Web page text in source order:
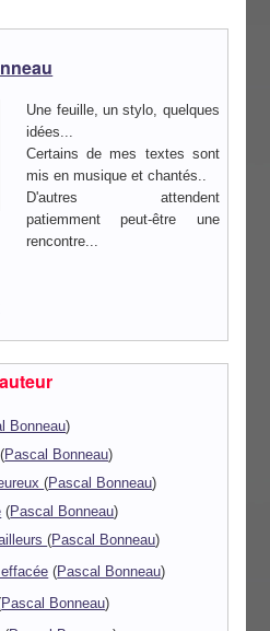
Une feuille, un stylo, quelques
idées...
Certains de mes textes sont
mis en musique et chantés..
D'autres attendent
patiemment peut-être une
rencontre...
Bonneau)
(Pascal Bonneau)
(Pascal Bonneau)
(Pascal Bonneau)
(Pascal Bonneau)
(Pascal Bonneau)
Pascal Bonneau)